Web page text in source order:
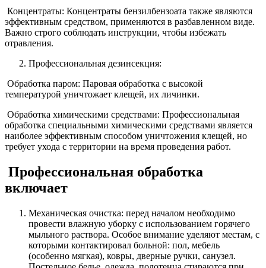
Концентраты: Концентраты бензилбензоата также являются
эффективным средством, применяются в разбавленном виде.
Важно строго соблюдать инструкции, чтобы избежать
отравления.
Профессиональная дезинсекция:
Обработка паром: Паровая обработка с высокой
температурой уничтожает клещей, их личинки.
Обработка химическими средствами: Профессиональная
обработка специальными химическими средствами является
наиболее эффективным способом уничтожения клещей, но
требует ухода с территории на время проведения работ.
Профессиональная обработка
включает
Механическая очистка: перед началом необходимо
провести влажную уборку с использованием горячего
мыльного раствора. Особое внимание уделяют местам, с
которыми контактировал больной: пол, мебель
(особенно мягкая), ковры, дверные ручки, санузел.